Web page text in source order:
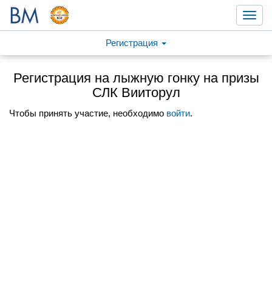
Регистрация
Регистрация на лыжную гонку на призы
СЛК Вииторул
Чтобы принять участие, необходимо войти.